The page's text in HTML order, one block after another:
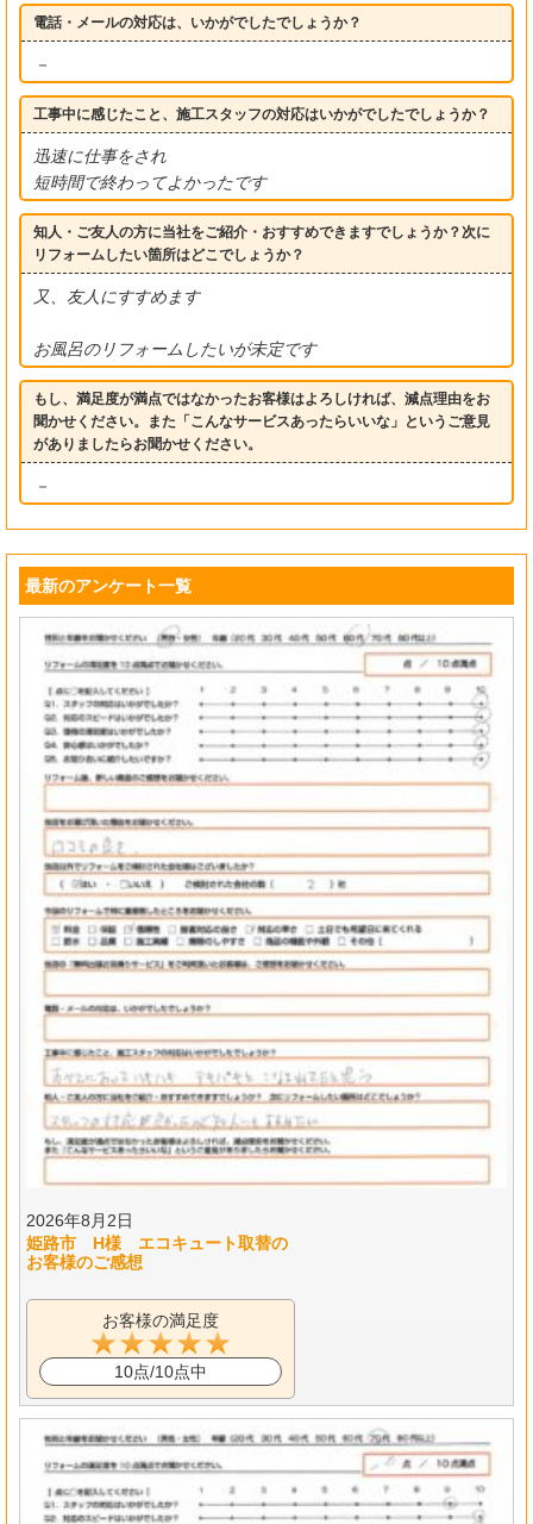
電話・メールの対応は、いかがでしたでしょうか？
－
工事中に感じたこと、施工スタッフの対応はいかがでしたでしょうか？
迅速に仕事をされ
短時間で終わってよかったです
知人・ご友人の方に当社をご紹介・おすすめできますでしょうか？次に
リフォームしたい箇所はどこでしょうか？
又、友人にすすめます
お風呂のリフォームしたいが未定です
もし、満足度が満点ではなかったお客様はよろしければ、減点理由をお
聞かせください。また「こんなサービスあったらいいな」というご意見
がありましたらお聞かせください。
－
最新のアンケート一覧
2026年8月2日
姫路市 H様 エコキュート取替の
お客様のご感想
お客様の満足度
10点/10点中